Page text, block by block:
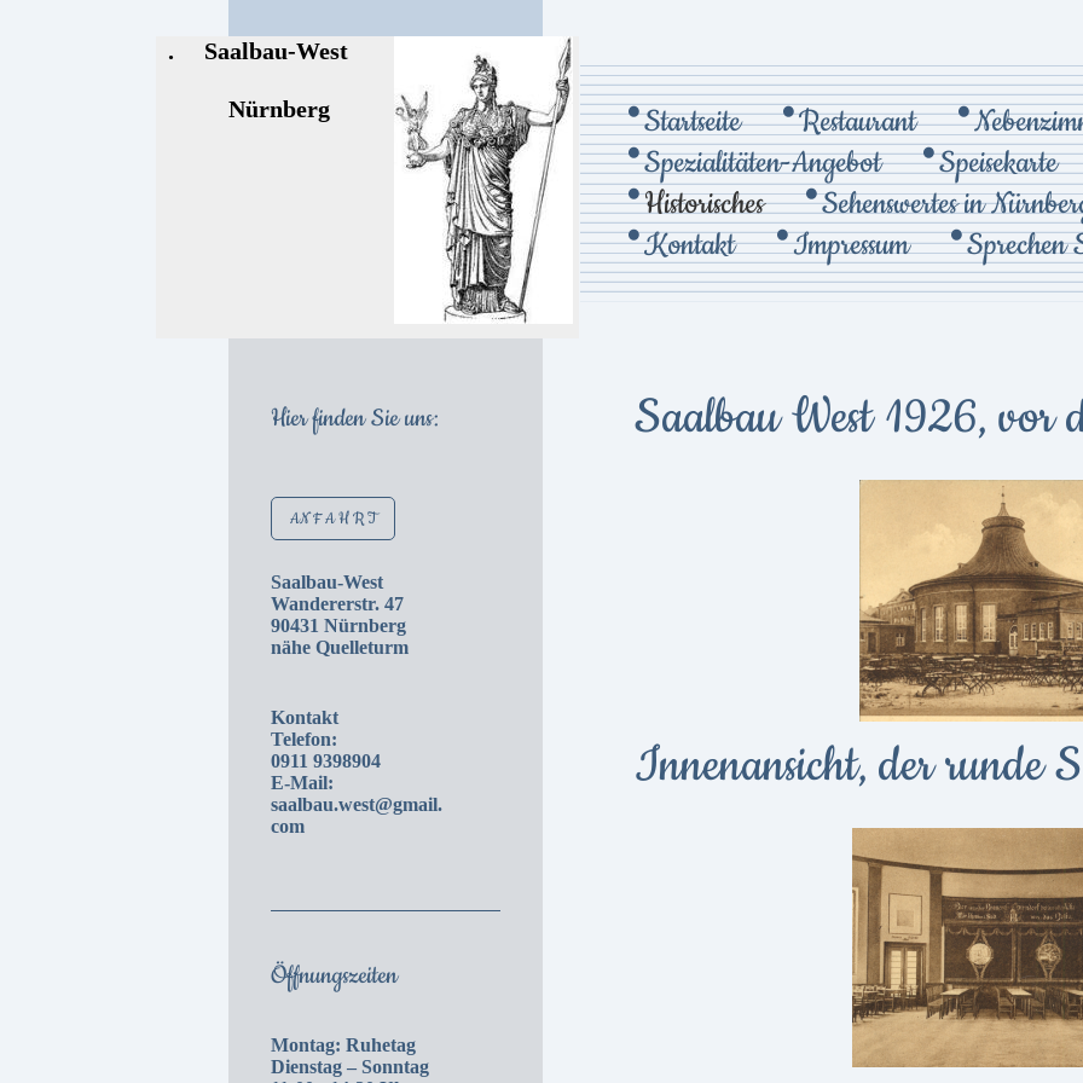
. Saalbau-West
Nürnberg
Hier finden Sie uns:
AN F A H R T
Saalbau-West
Wandererstr. 47
90431 Nürnberg
nähe Quelleturm
Kontakt
Telefon:
0911 9398904
E-Mail:
saalbau.west@gmail.
com
Öffnungszeiten
Montag: Ruhetag
Dienstag – Sonntag
Startseite Restaurant
Spezialitäten-Angebot
Speisekarte
Historisches
Sehenswertes in
Kontakt
Impressum Sprechen
Saalbau West 1926, vor
Innenansicht, der runde